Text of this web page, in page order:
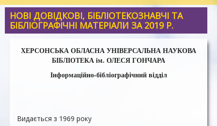
НОВІ ДОВІДКОВІ, БІБЛІОТЕКОЗНАВЧІ ТА
БІБЛІОГРАФІЧНІ МАТЕРІАЛИ ЗА 2019 Р.
ХЕРСОНСЬКА ОБЛАСНА УНІВЕРСАЛЬНА НАУКОВА
БІБЛІОТЕКА ім. ОЛЕСЯ ГОНЧАРА
Інформаційно-бібліографічний відділ
Видається з 1969 року